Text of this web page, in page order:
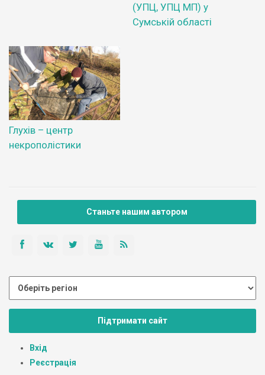
(УПЦ, УПЦ МП) у
Сумській області
Глухів – центр
некрополістики
Станьте нашим автором
Підтримати сайт
Вхід
Реєстрація